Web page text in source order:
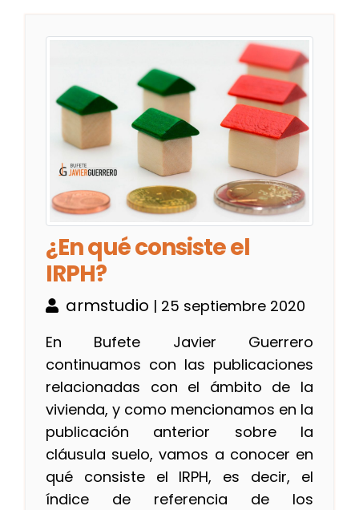
¿En qué consiste el
IRPH?
armstudio | 25 septiembre 2020
En Bufete Javier Guerrero
continuamos con las publicaciones
relacionadas con el ámbito de la
vivienda, y como mencionamos en la
publicación anterior sobre la
cláusula suelo, vamos a conocer en
qué consiste el IRPH, es decir, el
índice de referencia de los